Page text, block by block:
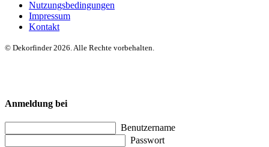
Nutzungsbedingungen
Impressum
Kontakt
© Dekorfinder 2026. Alle Rechte vorbehalten.
Anmeldung bei
Benutzername
Passwort